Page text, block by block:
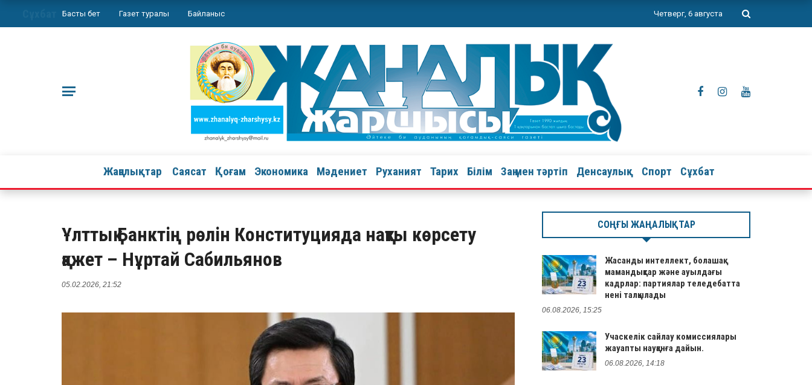
Басты бет Газет туралы Байланыс Четверг, 6 августа
Жаңалықтар Саясат Қоғам Экономика Мәдениет Руханият Тарих Білім Заң мен тәртіп Денсаулық Спорт Сұхбат
Ұлттық Банктің рөлін Конституцияда нақты көрсету
қажет – Нұртай Сабильянов
05.02.2026, 21:52
СОҢҒЫ ЖАҢАЛЫҚТАР
Жасанды интеллект, болашақ
мамандықтар және ауылдағы
кадрлар: партиялар теледебатта
нені талқылады
06.08.2026, 15:25
Учаскелік сайлау комиссиялары
жауапты науқанға дайын.
06.08.2026, 14:18